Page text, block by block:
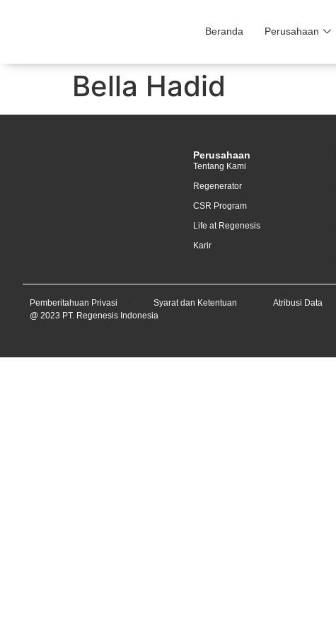
Beranda Perusahaan
Bella Hadid
Perusahaan
Tentang Kami
Regenerator
CSR Program
Life at Regenesis
Karir
Pemberitahuan Privasi Syarat dan Ketentuan Atribusi Data
@ 2023 PT. Regenesis Indonesia